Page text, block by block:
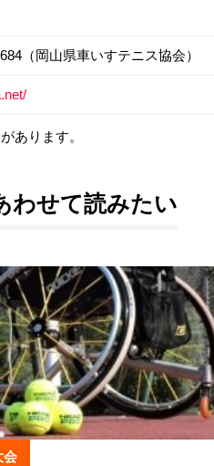
（岡山県車いすテニス協会）
あります。
わせて読みたい
会